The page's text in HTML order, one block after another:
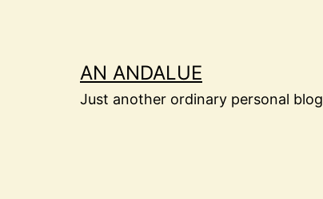
AN ANDALUE
Just another ordinary personal blog